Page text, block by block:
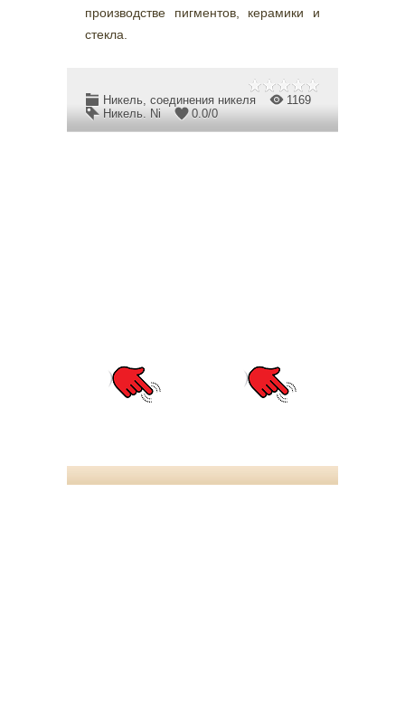
производстве пигментов, керамики и
стекла.
Никель, соединения никеля
1169
Никель. Ni
0.0/0